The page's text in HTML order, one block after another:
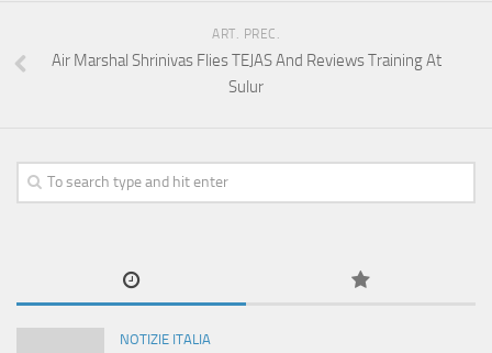
ART. PREC.
Air Marshal Shrinivas Flies TEJAS And Reviews Training At
Sulur
NOTIZIE ITALIA